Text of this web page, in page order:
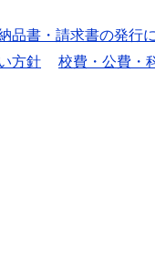
品書・請求書の発行
方針 校費・公費・